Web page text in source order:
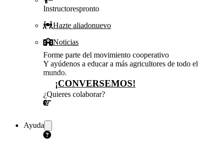
Instructorespronto
Hazte aliadonuevo
Noticias
Forme parte del movimiento cooperativo
Y ayúdenos a educar a más agricultores de todo el
mundo.
¡CONVERSEMOS!
¿Quieres colaborar?
Ayuda